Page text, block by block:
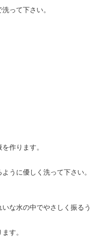
って下さい。
作ります。
うに優しく洗って下さい
水の中でやさしく振る
す。